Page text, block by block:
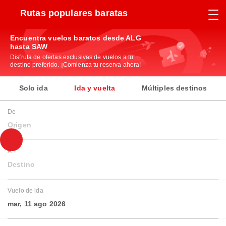
Rutas populares baratas
Encuentra vuelos baratos desde ALG
hasta SAW
Disfruta de ofertas exclusivas de vuelos a tu
destino preferido. ¡Comienza tu reserva ahora!
Solo ida Ida y vuelta Múltiples destinos
De
Origen
A
Destino
Vuelo de ida
mar, 11 ago 2026